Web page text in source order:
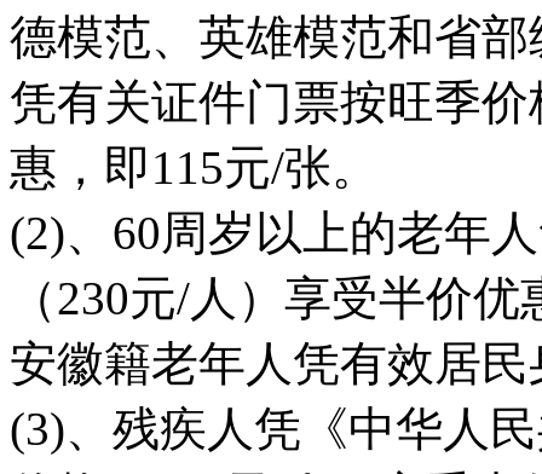
德模范、英雄模范和省
凭有关证件门票按旺季
惠，即115元/张。
(2)、60周岁以上的老年
（230元/人）享受半价
安徽籍老年人凭有效居
(3)、残疾人凭《中华人